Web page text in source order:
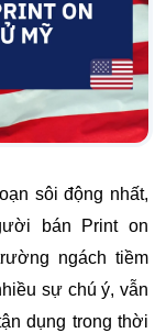
sôi động nhất,
bán Print on
ngách tiềm
sự chú ý, vẫn
dụng trong thời